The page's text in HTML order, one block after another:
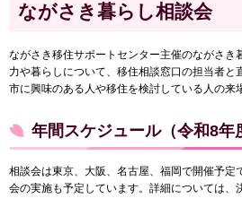
ながさき暮らし相談会
ながさき移住サポートセンター主催のながさき
力や暮らしについて、移住相談窓口の担当者と
市に興味のある人や移住を検討している人の来
年間スケジュール（令和8年
相談会は東京、大阪、名古屋、福岡で開催予定
会の実施も予定しています。詳細については、